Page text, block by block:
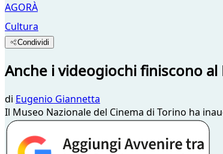
AGORÀ
Cultura
Condividi
Anche i videogiochi finiscono al
di Eugenio Giannetta
Il Museo Nazionale del Cinema di Torino ha